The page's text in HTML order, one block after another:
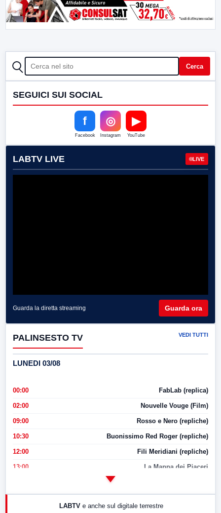
CERCA Cerca
SEGUICI SUI SOCIAL
f
Facebook
◎
Instagram
▶
YouTube
LABTV LIVE LIVE
Guarda la diretta streaming Guarda ora
PALINSESTO TV VEDI TUTTI
LUNEDI 03/08
00:00 FabLab (replica)
02:00 Nouvelle Vouge (Film)
09:00 Rosso e Nero (repliche)
10:30 Buonissimo Red Roger (repliche)
12:00 Fili Meridiani (repliche)
13:00 La Mappa dei Piaceri
LABTV e anche sul digitale terrestre